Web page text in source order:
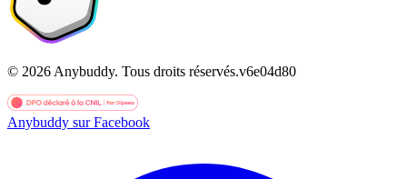
© 2026 Anybuddy. Tous droits réservés.v6e04d80
Anybuddy sur Facebook